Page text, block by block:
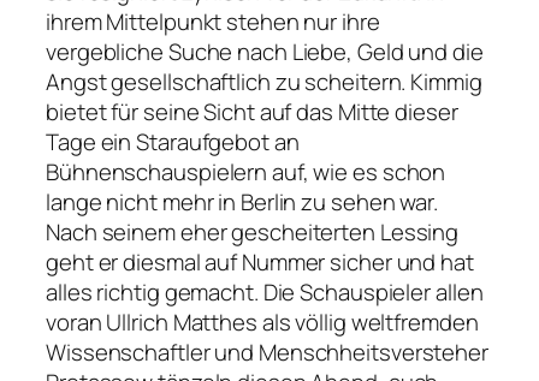
ihrem Mittelpunkt stehen nur ihre
vergebliche Suche nach Liebe, Geld und die
Angst gesellschaftlich zu scheitern. Kimmig
bietet für seine Sicht auf das Mitte dieser
Tage ein Staraufgebot an
Bühnenschauspielern auf, wie es schon
lange nicht mehr in Berlin zu sehen war.
Nach seinem eher gescheiterten Lessing
geht er diesmal auf Nummer sicher und hat
alles richtig gemacht. Die Schauspieler allen
voran Ullrich Matthes als völlig weltfremden
Wissenschaftler und Menschheitsversteher